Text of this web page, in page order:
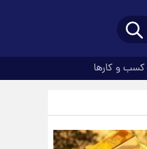
کسب و کارها